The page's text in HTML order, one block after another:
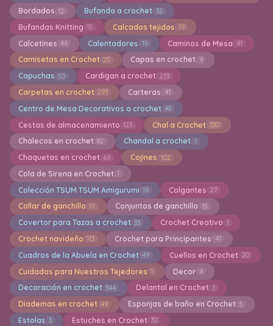
Bordados 12 Bufanda a crochet 32
Bufandas Knitting 15 Calcados tejidos 19
Calcetines 46 Calentadores 16 Caminos de Mesa 41
Camisetas en Crochet 25 Capas en crochet 9
Capuchas 50 Cardigan a crochet 233
Carpetas en crochet 293 Carteras 41
Centro de Mesa Decorativos a crochet 48
Cestas de almacenamiento 123 Chal a Crochet 330
Chalecos en crochet 82 Chandal a crochet 1
Chaquetas en crochet 69 Cojines 102
Cola de Sirena en Crochet 1
Colección TSUM TSUM Amigurumi 16 Colgantes 27
Collar de ganchillo 17 Conjuntos de ganchillo 15
Covertor para Tazas a crochet 33 Crochet Creativo 1
Crochet navideño 113 Crochet para Principantes 41
Cuadros de la Abuela en Crochet 49 Cuellos en Crochet 20
Cuidados para Nuestros Tejedores 1 Decor 4
Decoración en crochet 344 Delantal en Crochet 1
Diademas en crochet 49 Esponjas de baño en Crochet 5
Estolas 3 Estuches en Crochet 32